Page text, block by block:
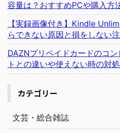
容量は？おすすめPCや購入方
【実録画像付き】Kindle
らできない原因と損をしない
DAZNプリペイドカードのコ
トとの違いや使えない時の対
カテゴリー
文芸・総合雑誌